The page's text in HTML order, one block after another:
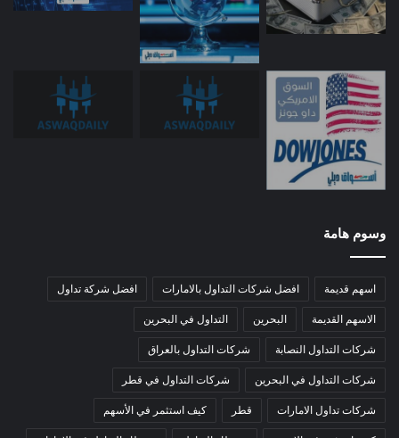
وسوم هامة
اسهم قديمة افضل شركات التداول بالامارات افضل شركة تداول
الاسهم القديمة البحرين التداول في البحرين
شركات التداول النصابة شركات التداول بالعراق
شركات التداول في البحرين شركات التداول في قطر
شركات تداول الامارات قطر كيف استثمر في الأسهم